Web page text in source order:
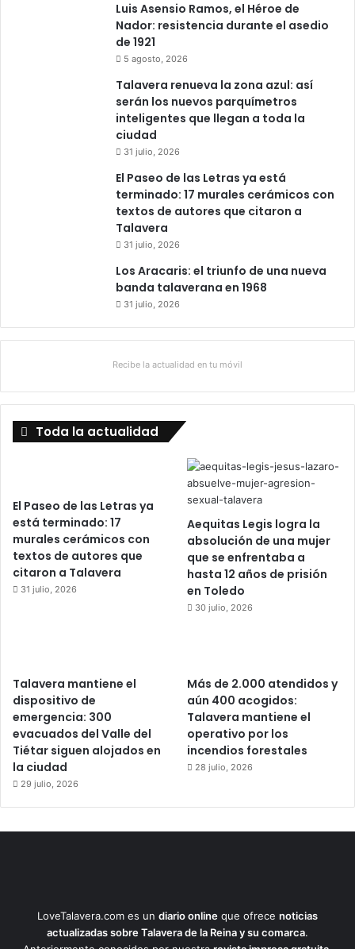
Luis Asensio Ramos, el Héroe de
Nador: resistencia durante el asedio
de 1921
5 agosto, 2026
Talavera renueva la zona azul: así
serán los nuevos parquímetros
inteligentes que llegan a toda la
ciudad
31 julio, 2026
El Paseo de las Letras ya está
terminado: 17 murales cerámicos con
textos de autores que citaron a
Talavera
31 julio, 2026
Los Aracaris: el triunfo de una nueva
banda talaverana en 1968
31 julio, 2026
Recibe la actualidad en tu móvil
Toda la actualidad
El Paseo de las Letras ya
está terminado: 17
murales cerámicos con
textos de autores que
citaron a Talavera
31 julio, 2026
Aequitas Legis logra la
absolución de una mujer
que se enfrentaba a
hasta 12 años de prisión
en Toledo
30 julio, 2026
Talavera mantiene el
dispositivo de
emergencia: 300
evacuados del Valle del
Tiétar siguen alojados en
la ciudad
29 julio, 2026
Más de 2.000 atendidos y
aún 400 acogidos:
Talavera mantiene el
operativo por los
incendios forestales
28 julio, 2026
LoveTalavera.com es un diario online que ofrece noticias
actualizadas sobre Talavera de la Reina y su comarca.